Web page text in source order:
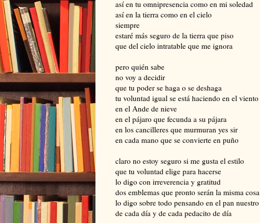
así en tu omnipresencia como en mi soledad
así en la tierra como en el cielo
siempre
estaré más seguro de la tierra que piso
que del cielo intratable que me ignora
pero quién sabe
no voy a decidir
que tu poder se haga o se deshaga
tu voluntad igual se está haciendo en el viento
en el Ande de nieve
en el pájaro que fecunda a su pájara
en los cancilleres que murmuran yes sir
en cada mano que se convierte en puño
claro no estoy seguro si me gusta el estilo
que tu voluntad elige para hacerse
lo digo con irreverencia y gratitud
dos emblemas que pronto serán la misma cosa
lo digo sobre todo pensando en el pan nuestro
de cada día y de cada pedacito de día